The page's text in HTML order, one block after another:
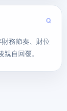
務節奏、財位
自回覆。